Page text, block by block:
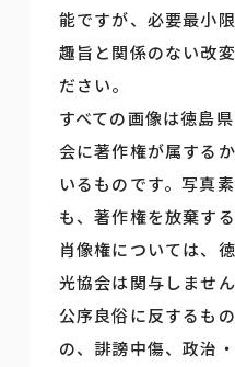
能ですが、必要最小
趣旨と関係のない改
ださい。
すべての画像は徳島
会に著作権が属する
いるものです。写真
も、著作権を放棄す
肖像権については、
光協会は関与しません
公序良俗に反するも
の、誹謗中傷、政治